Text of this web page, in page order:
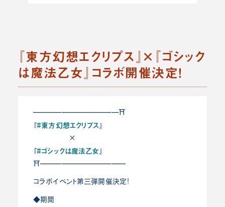
『東方幻想エクリプス』×『ゴシック
は魔法乙女』コラボ開催決定！
━━━━━━━━━━━━⛩️
『#東方幻想エクリプス 』
×
『#ゴシックは魔法乙女 』
⛩️━━━━━━━━━━━━
コラボイベント第三弾開催決定！
◆期間